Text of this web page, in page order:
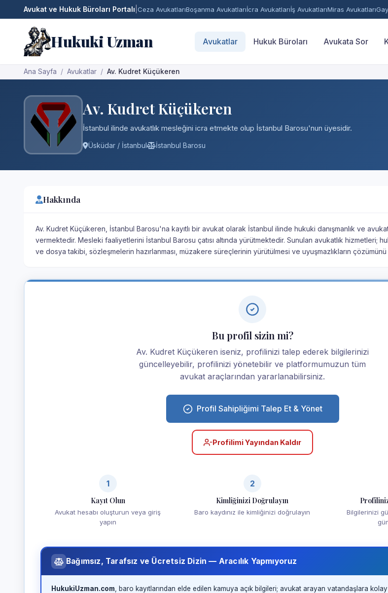
Avukat ve Hukuk Büroları Portalı Ceza AvukatlarıBoşanma Avukatlarıİcra Avukatlarıİş AvukatlarıMiras Avukatları
Hukuki Uzman Avukatlar Hukuk Büroları Avukata Sor
Ana Sayfa Avukatlar Av. Kudret Küçükeren
Av. Kudret Küçükeren
İstanbul ilinde avukatlık mesleğini icra etmekte olup İstanbul Barosu'nun üyesidir.
Üsküdar / İstanbul İstanbul Barosu
Hakkında
Av. Kudret Küçükeren, İstanbul Barosu'na kayıtlı bir avukat olarak İstanbul ilinde hukuki danışmanlık ve
vermektedir. Mesleki faaliyetlerini İstanbul Barosu çatısı altında yürütmektedir. Sunulan avukatlık hizmetleri;
ve dosya takibi, sözleşmelerin hazırlanması, müzakere süreçlerinin yürütülmesi ve uyuşmazlıkların çözümünü
Bu profil sizin mi?
Av. Kudret Küçükeren iseniz, profilinizi talep ederek bilgilerinizi
güncelleyebilir, profilinizi yönetebilir ve platformumuzun tüm
avukat araçlarından yararlanabilirsiniz.
Profil Sahipliğimi Talep Et & Yönet
Profilimi Yayından Kaldır
1
Kayıt Olun
Avukat hesabı oluşturun veya giriş
yapın
2
Kimliğinizi Doğrulayın
Baro kaydınız ile kimliğinizi doğrulayın
Bilgilerinizi
Bağımsız, Tarafsız ve Ücretsiz Dizin — Aracılık Yapmıyoruz
HukukiUzman.com , baro kayıtlarından elde edilen kamuya açık bilgileri; avukat arayan vatandaşlara